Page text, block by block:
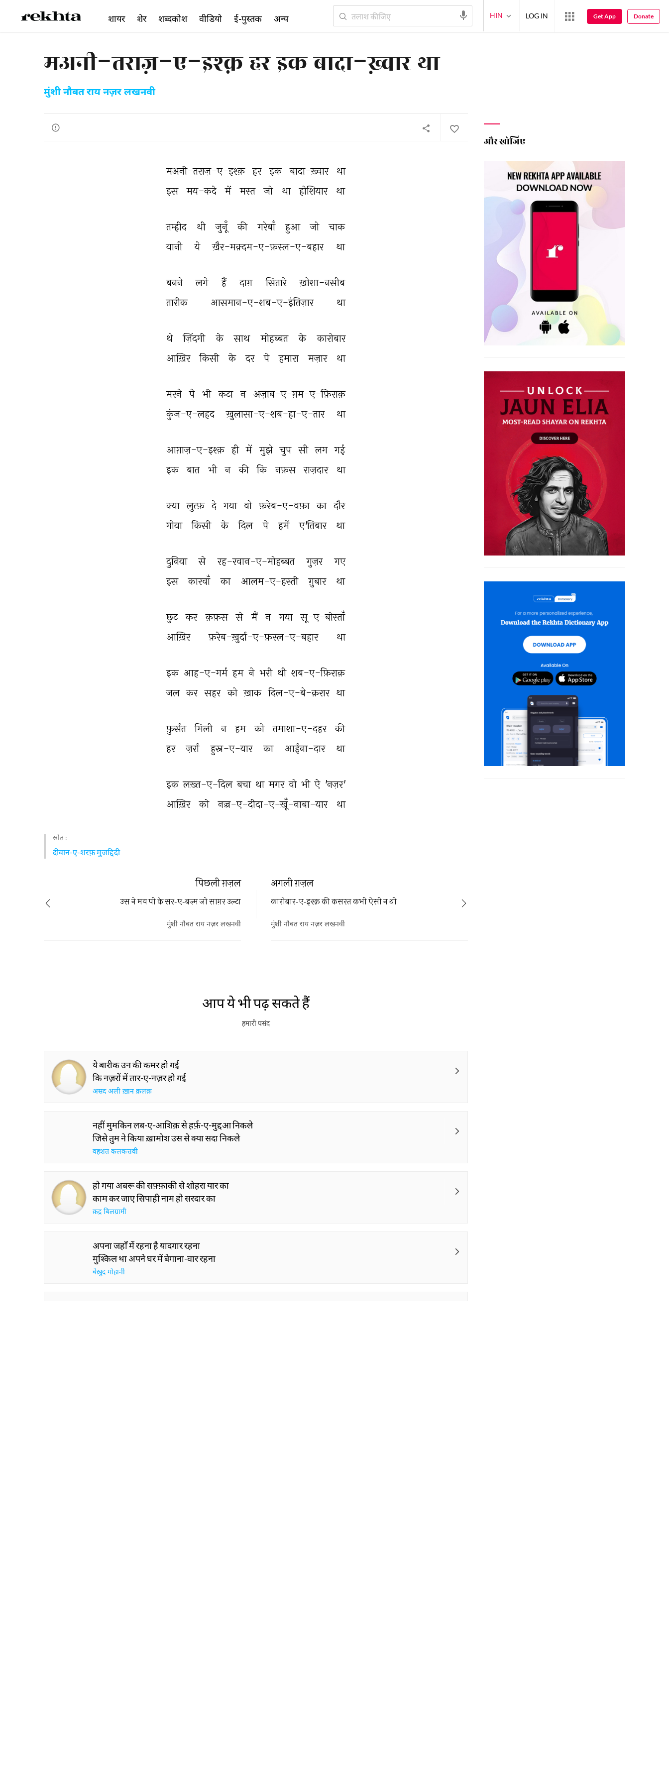
मअनी-तराज़-ए-इश्क़ हर इक बादा-ख़्वार था
मुंशी नौबत राय नज़र लखनवी
मअनी-तराज़-ए-इश्क़ हर इक बादा-ख़्वार
था
इस
मय-कदे में मस्त जो था होशियार था
तम्हीद थी जुनूँ की गरेबाँ हुआ जो
चाक
यानी
ये ख़ैर-मक़्दम-ए-फ़स्ल-ए-बहार था
बनने लगे हैं दाग़ सितारे
ख़ोशा-नसीब
तारीक
आसमान-ए-शब-ए-इंतिज़ार था
थे ज़िंदगी के साथ मोहब्बत के
कारोबार
आख़िर
किसी के दर पे हमारा मज़ार था
मरने पे भी कटा न अज़ाब-ए-ग़म-ए-फ़िराक़
कुंज-ए-लहद
ख़ुलासा-ए-शब-हा-ए-तार था
आग़ाज़-ए-इश्क़ ही में मुझे चुप सी लग गई
इक बात भी न की कि नफ़स राज़दार था
क्या लुत्फ़ दे गया वो फ़रेब-ए-वफ़ा का दौर
गोया
किसी के दिल पे हमें ए'तिबार था
दुनिया से रह-रवान-ए-मोहब्बत गुज़र
गए
इस
कारवाँ का आलम-ए-हस्ती ग़ुबार था
छुट कर क़फ़स से मैं न गया
सू-ए-बोस्ताँ
आख़िर
फ़रेब-ख़ुर्दा-ए-फ़स्ल-ए-बहार था
इक आह-ए-गर्म हम ने भरी थी शब-ए-फ़िराक़
जल कर सहर को ख़ाक दिल-ए-बे-क़रार था
फ़ुर्सत मिली न हम को तमाशा-ए-दहर
की
हर
ज़र्रा हुस्न-ए-यार का आईना-दार था
इक लख़्त-ए-दिल बचा था मगर वो भी ऐ 'नज़र'
आख़िर
को नज़्र-ए-दीदा-ए-ख़ूँ-नाबा-यार था
स्रोत :
दीवान-ए-शरफ़ मुजद्दिदी
अगली ग़ज़ल
कारोबार-ए-इश्क़ की कसरत कभी ऐसी न थी
मुंशी नौबत राय नज़र लखनवी
पिछली ग़ज़ल
उस ने मय पी के सर-ए-बज़्म जो साग़र उल्टा
मुंशी नौबत राय नज़र लखनवी
आप ये भी पढ़ सकते हैं
हमारी पसंद
ये बारीक उन की कमर हो गई
कि नज़रों में तार-ए-नज़र हो गई
असद अली ख़ान क़लक़
नहीं मुमकिन लब-ए-आशिक़ से हर्फ़-ए-मुद्दआ निकले
जिसे तुम ने किया ख़ामोश उस से क्या सदा निकले
वहशत कलकत्तवी
हो गया अबरू की सफ़्फ़ाकी से शोहरा यार का
काम कर जाए सिपाही नाम हो सरदार का
क़द्र बिलग्रामी
अपना जहाँ में रहना है यादगार रहना
मुश्किल था अपने घर में बेगाना-वार रहना
बेख़ुद मोहानी
और खोजिए
शायर शेर शब्दकोश वीडियो ई-पुस्तक अन्य HIN LOG IN Get App Donate